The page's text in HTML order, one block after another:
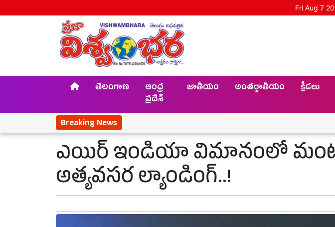
Fri Aug 7
తెలంగాణ
ఆంధ్ర
ప్రదేశ్
జాతీయం అంతర్జాతీయం క్రీడలు
Breaking News
ఎయిర్ ఇండియా విమానంలో
అత్యవసర ల్యాండింగ్..!